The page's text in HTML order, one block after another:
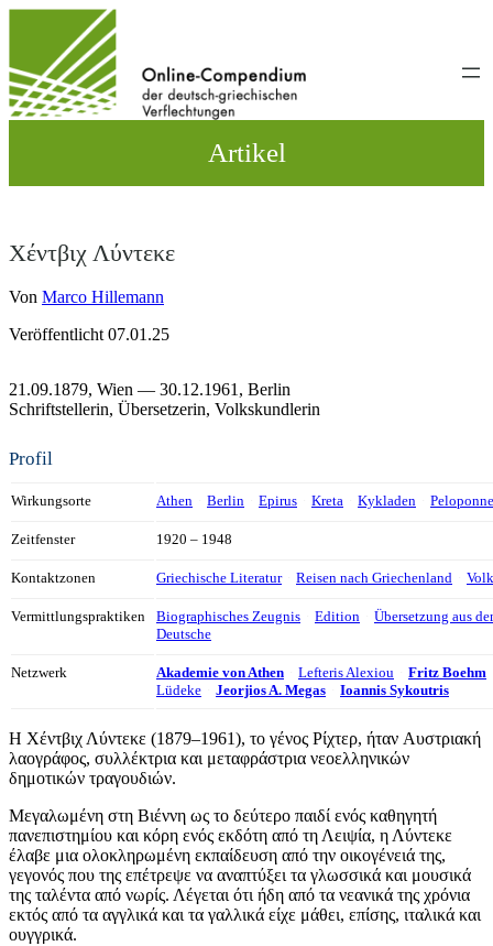
wechseln
Artikel
Χέντβιχ Λύντεκε
Von Marco Hillemann
Veröffentlicht 07.01.25
21.09.1879, Wien — 30.12.1961, Berlin
Schriftstellerin Übersetzerin Volkskundlerin
Profil
Wirkungsorte Athen Berlin Epirus Kreta Kykladen
Zeitfenster 1920 – 1948
Kontaktzonen Griechische Literatur Reisen nach Griechenland
Vermittlungspraktiken Biographisches Zeugnis Edition
Übersetzung aus
Deutsche
Netzwerk Akademie von Athen Lefteris Alexiou
Fritz Boehm
Lüdeke
Jeorjios A. Megas Ioannis Sykoutris
Η Χέντβιχ Λύντεκε (1879–1961), το γένος Ρίχτερ, ήταν Aυστριακή
λαογράφος, συλλέκτρια και μεταφράστρια νεοελληνικών
δημοτικών τραγουδιών.
Μεγαλωμένη στη Βιέννη ως το δεύτερο παιδί ενός καθηγητή
πανεπιστημίου και κόρη ενός εκδότη από τη Λειψία, η Λύντεκε
έλαβε μια ολοκληρωμένη εκπαίδευση από την οικογένειά της,
γεγονός που της επέτρεψε να αναπτύξει τα γλωσσικά και μουσικά
της ταλέντα από νωρίς. Λέγεται ότι ήδη από τα νεανικά της χρόνια
εκτός από τα αγγλικά και τα γαλλικά είχε μάθει, επίσης, ιταλικά και
ουγγρικά.